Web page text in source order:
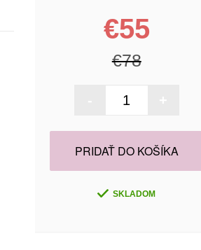
€55
€78
PRIDAŤ DO KOŠÍKA
SKLADOM